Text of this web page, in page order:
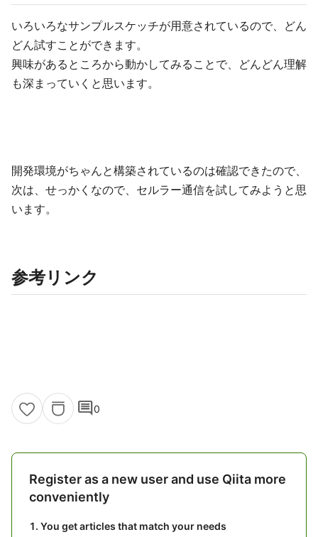
いろいろなサンプルスケッチが用意されているので、どん
どん試すことができます。
興味があるところから動かしてみることで、どんどん理解
も深まっていくと思います。
開発環境がちゃんと構築されているのは確認できたので、
次は、せっかくなので、セルラー通信を試してみようと思
います。
参考リンク
comment0
Register as a new user and use Qiita more
conveniently
You get articles that match your needs